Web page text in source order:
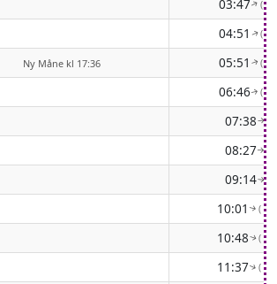
03:47↑(
04:51 ↑(
Ny Måne kl 17:36 05:51 ↑(
06:46↑(
07:38↑(
08:27↑(
09:14↑(
10:01 ↑(
10:48↑(
11:37↑(